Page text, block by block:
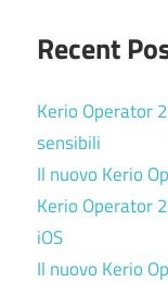
Recent
Kerio Operator
sensibili
Il nuovo Kerio
Kerio Operator
iOS
Il nuovo Kerio